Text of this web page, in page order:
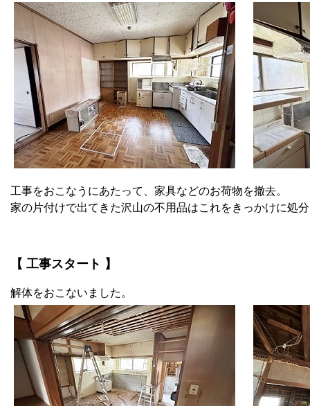
工事をおこなうにあたって、家具などのお荷物を撤去。
家の片付けで出てきた沢山の不用品はこれをきっかけに処
【 工事スタート 】
解体をおこないました。